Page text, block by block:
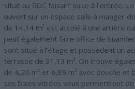
situé au RDC faisant suite à l’entrée.
ouvert sur un espace salle à manger
de 14,14 m² est accolé à une arrière
peut également faire office de
sont situé à l’étage et possèdent un
terrasse de 31,13 m². On trouve
de 4,20 m² et 6,89 m² avec douche et
ses baies vitrées vous permettront de